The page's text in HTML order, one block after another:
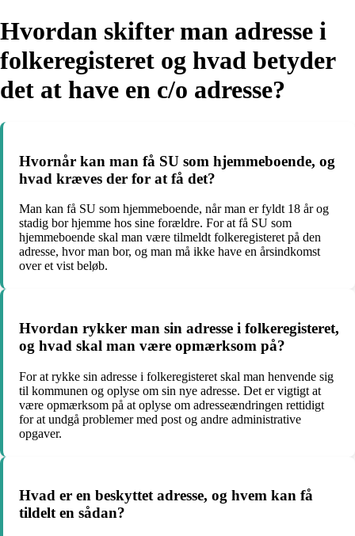
Hvordan skifter man adresse i
folkeregisteret og hvad betyder
det at have en c/o adresse?
Hvornår kan man få SU som hjemmeboende, og
hvad kræves der for at få det?
Man kan få SU som hjemmeboende, når man er fyldt 18 år og
stadig bor hjemme hos sine forældre. For at få SU som
hjemmeboende skal man være tilmeldt folkeregisteret på den
adresse, hvor man bor, og man må ikke have en årsindkomst
over et vist beløb.
Hvordan rykker man sin adresse i folkeregisteret,
og hvad skal man være opmærksom på?
For at rykke sin adresse i folkeregisteret skal man henvende sig
til kommunen og oplyse om sin nye adresse. Det er vigtigt at
være opmærksom på at oplyse om adresseændringen rettidigt
for at undgå problemer med post og andre administrative
opgaver.
Hvad er en beskyttet adresse, og hvem kan få
tildelt en sådan?